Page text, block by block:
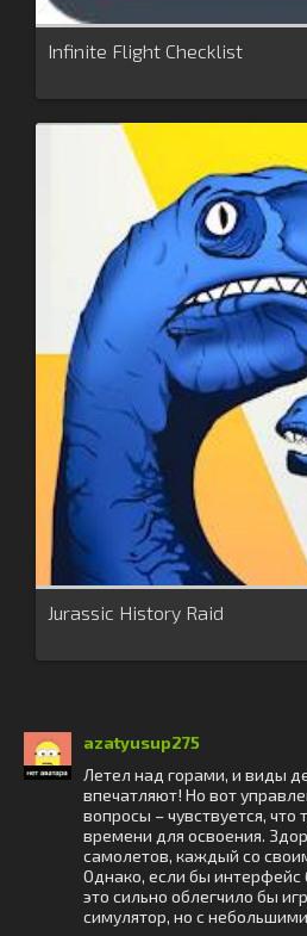
Infinite Flight Checklist
Jurassic History Raid
azatyusup275
Летел над горами, и виды
впечатляют! Но вот
вопросы – чувствуется, что
времени для освоения.
самолетов, каждый со
Однако, если бы интерфейс
это сильно облегчило бы
симулятор, но с